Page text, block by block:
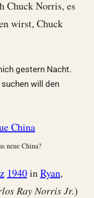
Chuck Norris, es
wirst, Chuck
gestern Nacht.
will den
neue China?
1940inRyan,
Ray Norris Jr.)